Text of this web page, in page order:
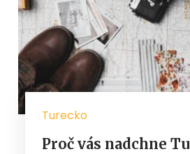
Turecko
Proč vás nadchne